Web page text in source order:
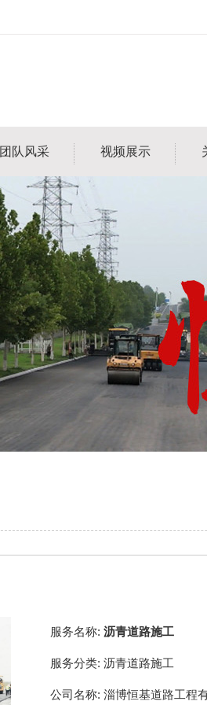
团队风采 视频展示
服务名称: 沥青道路施工
服务分类: 沥青道路施工
公司名称: 淄博恒基道路工程